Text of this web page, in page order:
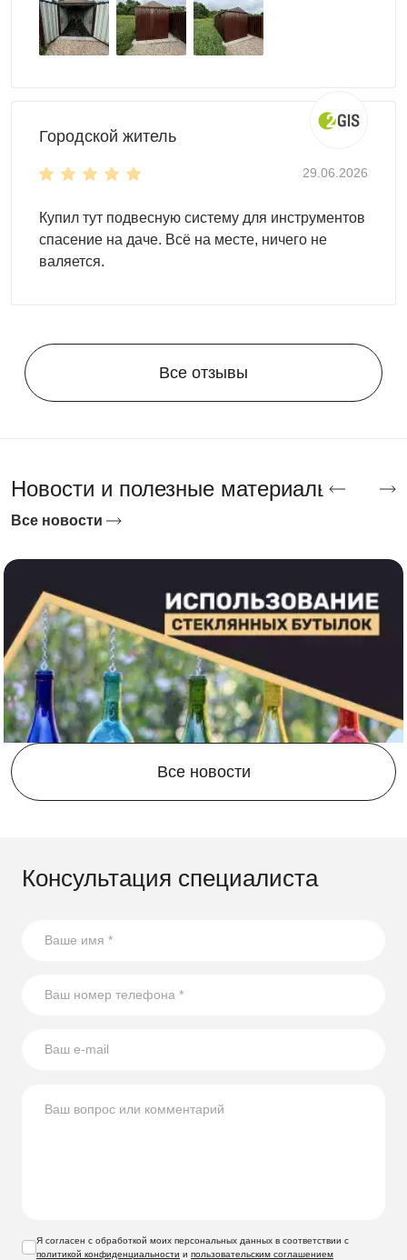
Городской житель
29.06.2026
Купил тут подвесную систему для инструментов
спасение на даче. Всё на месте, ничего не
валяется.
Все отзывы
Новости и полезные материалы
Все новости
21.07.2026
бутылок
использованию стеклянных бутылок на участке.
Все новости
Консультация специалиста
Я согласен с обработкой моих персональных данных в соответствии с
политикой конфиденциальности и пользовательским соглашением